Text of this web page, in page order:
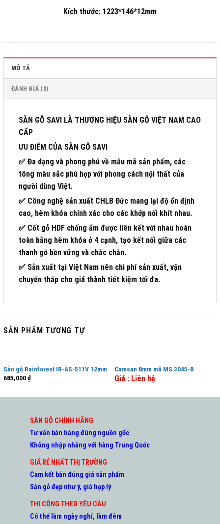
Kích thước: 1223*146*12mm
MÔ TẢ
ĐÁNH GIÁ (0)
SÀN GỖ SAVI LÀ THƯƠNG HIỆU SÀN GỖ VIỆT NAM CAO
CẤP
ƯU ĐIỂM CỦA SÀN GỖ SAVI
✅ Đa dạng và phong phú về mẫu mã sản phẩm, các
tông màu sắc phù hợp với phong cách nội thất của
người dùng Việt.
✅ Công nghệ sản xuất CHLB Đức mang lại độ ổn định
cao, hèm khóa chính xác cho các khớp nối khít nhau.
✅ Cốt gỗ HDF chống ẩm được liên kết với nhau hoàn
toàn bằng hèm khóa ở 4 cạnh, tạo kết nối giữa các
thanh gỗ bền vững và chắc chắn.
✅ Sản xuất tại Việt Nam nên chi phí sản xuất, vận
chuyển thấp cho giá thành tiết kiệm tối đa.
SẢN PHẨM TƯƠNG TỰ
Sàn gỗ Rainforest IR-AS-511V 12mm
685,000₫
Camsan 8mm mã MS 3045-8
Giá : Liên hệ
SÀN GỖ CHÍNH HÃNG
Tư vấn bán hàng đúng nguồn gốc
Không nhập nhằng với hàng Trung Quốc
GIÁ RẺ NHẤT THỊ TRƯỜNG
Cam kết bán đúng giá sản phẩm
Sàn gỗ đẹp như ý, giá hợp lý
THI CÔNG THEO YÊU CẦU
Có thể làm ngày nghỉ, làm đêm